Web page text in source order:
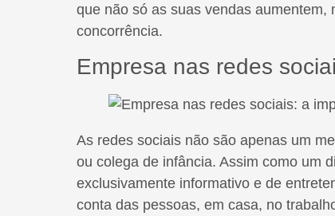
que não só as suas vendas
concorrência.
Empresa nas redes
As redes sociais não são apenas um
ou colega de infância. Assim como um
exclusivamente informativo e de
conta das pessoas, em casa, no